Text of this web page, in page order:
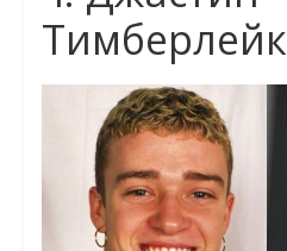
Тимберлейк